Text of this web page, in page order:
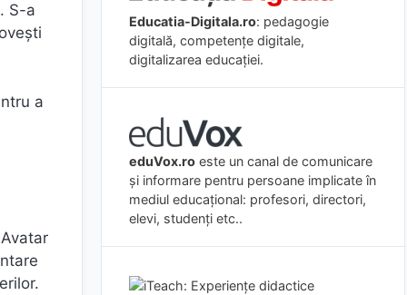
S-a
a
Educatia-Digitala.ro: pedagogie
digitală, competențe digitale,
digitalizarea educației.
eduVox.ro este un canal de comunicare
și informare pentru persoane implicate în
mediul educațional: profesori, directori,
elevi, studenți etc..